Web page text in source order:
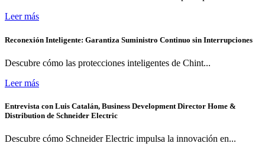
Leer más
Reconexión Inteligente: Garantiza Suministro Continuo sin Interrupciones
Descubre cómo las protecciones inteligentes de Chint...
Leer más
Entrevista con Luis Catalán, Business Development Director Home &
Distribution de Schneider Electric
Descubre cómo Schneider Electric impulsa la innovación en...